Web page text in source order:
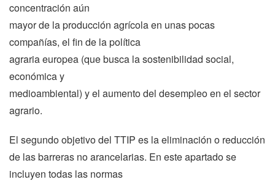
concentración aún
mayor de la producción agrícola en unas pocas
compañías, el fin de la política
agraria europea (que busca la sostenibilidad social,
económica y
medioambiental) y el aumento del desempleo en el sector
agrario.
El segundo objetivo del TTIP es la eliminación o reducción
de las barreras no arancelarias. En este apartado se
incluyen todas las normas